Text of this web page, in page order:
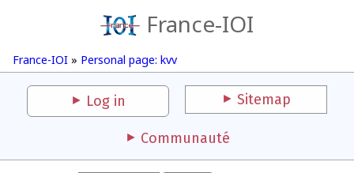
France-IOI
France-IOI » Personal page: kvv
Log in Sitemap
Communauté